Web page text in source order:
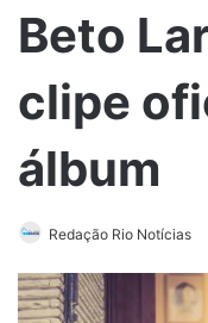
Beto
clipe
álbum
Redação Rio Notícias